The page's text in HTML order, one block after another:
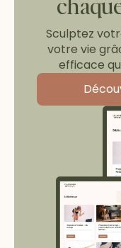
Sculptez
votre vie
efficace